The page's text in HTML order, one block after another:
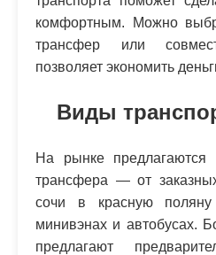
комфортным. Можно
трансфер или
позволяет экономить
Виды
На рынке предлагаются
трансфера — от
сочи в красную
минивэнах и автобусах.
предлагают